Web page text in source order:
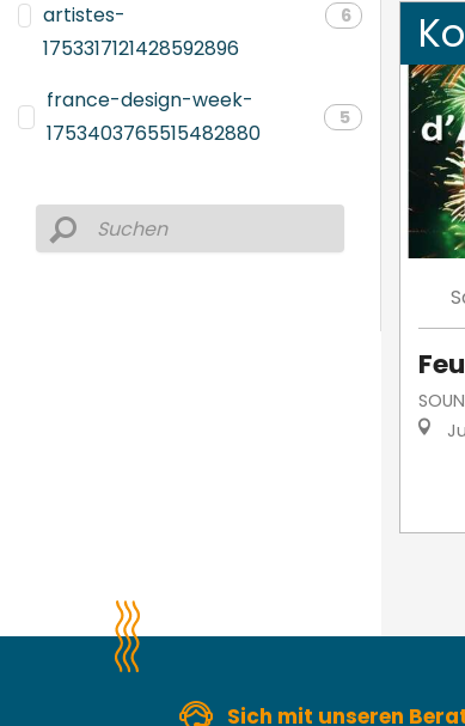
artistes-
1753317121428592896
6
france-design-week-
1753403765515482880
5
Sich mit unseren